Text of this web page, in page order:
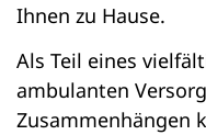
Ihnen zu Hause.
Als Teil eines
ambulanten
Zusammenhängen